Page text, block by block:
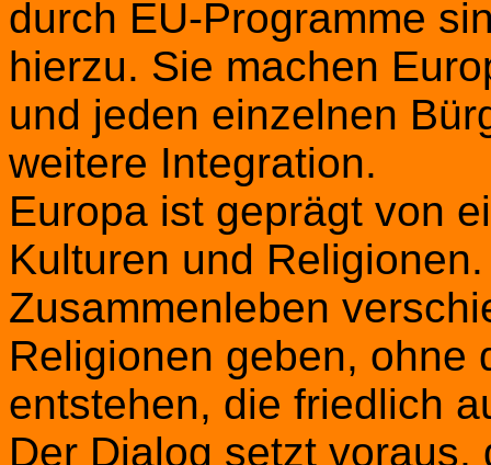
durch EU-Programme
hierzu. Sie machen
und jeden einzelnen
weitere Integration.
Europa ist geprägt von
Kulturen und
Zusammenleben
Religionen geben, ohne
entstehen, die friedlich
Der Dialog setzt